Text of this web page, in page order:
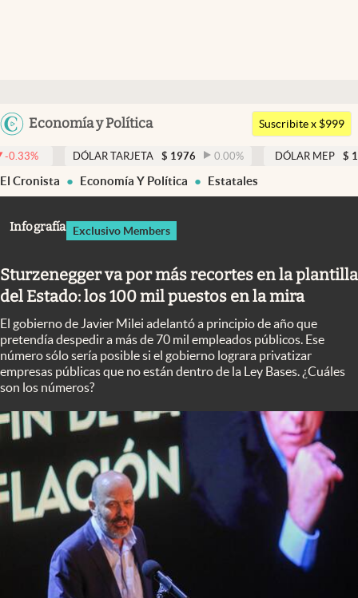
Argentina
Economía y Política
Members
Economía y Política
Finanzas y Mercados
Columnistas
Otras secciones
Apertura
Infotechnology
Clima
Eventos Corporativos
El Cronista Studio
abre en nueva pestaña
Argentina
Suscribite x $999
DÓLAR TARJETA $ 1976 0.00% DÓLAR MEP $ 1526,03
El Cronista Economía Y Política Estatales
Infografía Exclusivo Members
Sturzenegger va por más recortes en la plantilla
del Estado: los 100 mil puestos en la mira
El gobierno de Javier Milei adelantó a principio de año que
pretendía despedir a más de 70 mil empleados públicos. Ese
número sólo sería posible si el gobierno lograra privatizar
empresas públicas que no están dentro de la Ley Bases. ¿Cuáles
son los números?